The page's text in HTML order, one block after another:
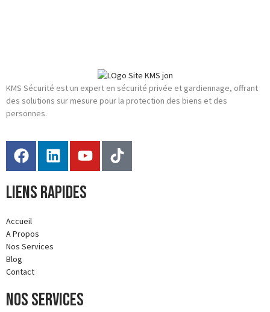
KMS Sécurité est un expert en sécurité privée et gardiennage, offrant
des solutions sur mesure pour la protection des biens et des
personnes.
Liens rapides
Accueil
A Propos
Nos Services
Blog
Contact
Nos services